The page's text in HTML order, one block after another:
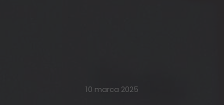
10 marca 2025